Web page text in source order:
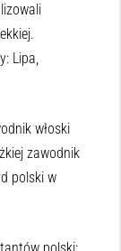
Lipa,
włoski
zawodnik
polski w